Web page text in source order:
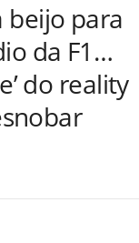
beijo para
da F1…
do reality